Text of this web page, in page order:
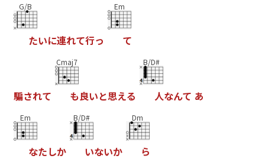
G/B
たいに連れて行っ
Em
て
騙されて
Cmaj7
も良いと思える
B/D#
人なんて あ
Em
なたしか
B/D#
いないか
Dm
ら